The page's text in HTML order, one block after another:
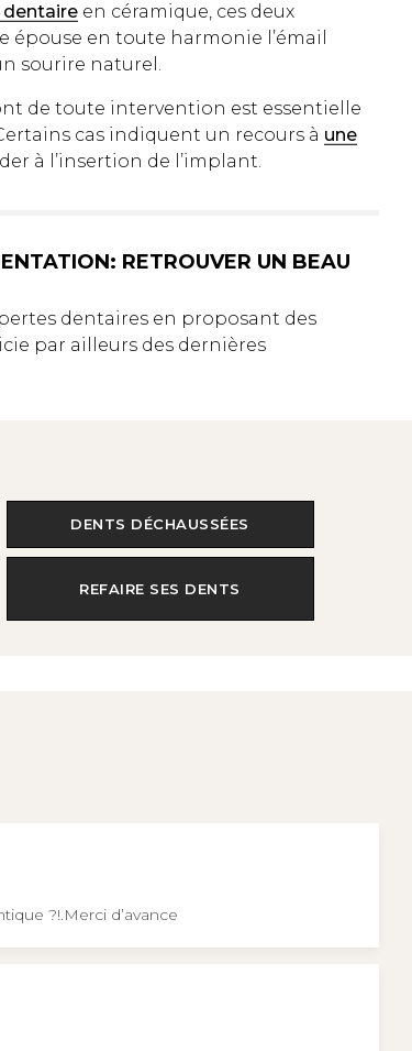
dentaire en céramique, ces deux
en toute harmonie l’émail
sourire naturel.
de toute intervention est essentielle
cas indiquent un recours à une
à l’insertion de l’implant.
RETROUVER UN BEAU
dentaires en proposant des
par ailleurs des dernières
DENTS DÉCHAUSSÉES
REFAIRE SES DENTS
?!.Merci d’avance